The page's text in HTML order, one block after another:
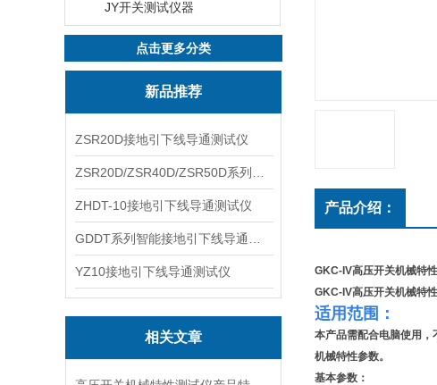
JY开关测试仪器
点击更多分类
新品推荐
ZSR20D接地引下线导通测试仪
ZHDT-10接地引下线导通测试仪
YZ10接地引下线导通测试仪
相关文章
产品介绍：
GKC-IV高压开关机械特
GKC-IV高压开关机械特
适用范围：
本产品需配合电脑使用
机械特性参数。
基本参数：